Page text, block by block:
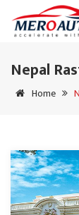
Nepal
Home